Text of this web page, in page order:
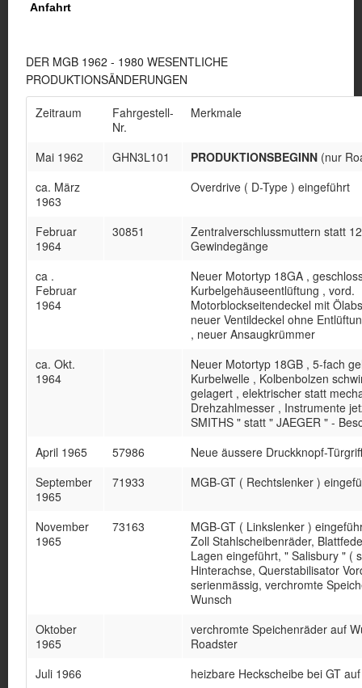
Anfahrt
DER MGB 1962 - 1980 WESENTLICHE
PRODUKTIONSÄNDERUNGEN
Zeitraum
Fahrgestell-
Nr.
Merkmale
Mai 1962 GHN3L101 PRODUKTIONSBEGINN (nur
ca. März
1963
Overdrive ( D-Type ) eingeführt
Februar
1964
30851
Zentralverschlussmuttern statt
Gewindegänge
ca .
Februar
1964
Neuer Motortyp 18GA ,
Kurbelgehäuseentlüftung , vord.
Motorblockseitendeckel mit
neuer Ventildeckel ohne
, neuer Ansaugkrümmer
ca. Okt.
1964
Neuer Motortyp 18GB , 5-fach
Kurbelwelle , Kolbenbolzen
gelagert , elektrischer statt
Drehzahlmesser , Instrumente
SMITHS " statt " JAEGER " -
April 1965
57986
Neue äussere Druckknopf-
September
1965
71933 MGB-GT ( Rechtslenker )
November
1965
73163
MGB-GT ( Linkslenker )
Zoll Stahlscheibenräder,
Lagen eingeführt, " Salisbury " (
Hinterachse, Querstabilisator
serienmässig, verchromte
Wunsch
Oktober
1965
verchromte Speichenräder auf
Roadster
Juli 1966
heizbare Heckscheibe bei GT